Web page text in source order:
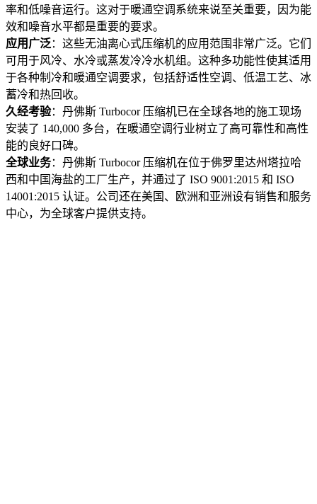
率和低噪音运行。这对于暖通空调系统来说至关重要，因为能
效和噪音水平都是重要的要求。
应用广泛：这些无油离心式压缩机的应用范围非常广泛。它们
可用于风冷、水冷或蒸发冷冷水机组。这种多功能性使其适用
于各种制冷和暖通空调要求，包括舒适性空调、低温工艺、冰
蓄冷和热回收。
久经考验：丹佛斯 Turbocor 压缩机已在全球各地的施工现场
安装了 140,000 多台，在暖通空调行业树立了高可靠性和高性
能的良好口碑。
全球业务：丹佛斯 Turbocor 压缩机在位于佛罗里达州塔拉哈
西和中国海盐的工厂生产，并通过了 ISO 9001:2015 和 ISO
14001:2015 认证。公司还在美国、欧洲和亚洲设有销售和服务
中心，为全球客户提供支持。